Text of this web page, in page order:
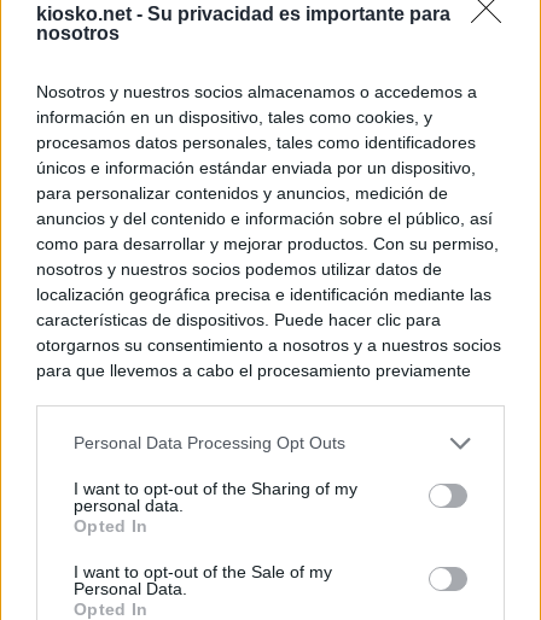
kiosko.net - Su privacidad es importante para
nosotros
Nosotros y nuestros socios almacenamos o accedemos a
información en un dispositivo, tales como cookies, y
procesamos datos personales, tales como identificadores
únicos e información estándar enviada por un dispositivo,
para personalizar contenidos y anuncios, medición de
anuncios y del contenido e información sobre el público, así
como para desarrollar y mejorar productos. Con su permiso,
nosotros y nuestros socios podemos utilizar datos de
localización geográfica precisa e identificación mediante las
características de dispositivos. Puede hacer clic para
otorgarnos su consentimiento a nosotros y a nuestros socios
para que llevemos a cabo el procesamiento previamente
negar su consentimiento. Tenga en cuenta que algún
de su consentimiento, pero usted tiene el derecho de
rechazar tal procesamiento. Sus preferencias se aplicarán
cualquier momento entrando de nuevo en este sitio web o
visitando nuestra política de privacidad.
Personal Data Processing Opt Outs
I want to opt-out of the Sharing of my
personal data.
Opted In
I want to opt-out of the Sale of my
Personal Data.
Opted In